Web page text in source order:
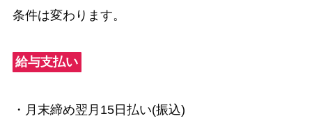
条件は変わります。
給与支払い
・月末締め翌月15日払い(振込)